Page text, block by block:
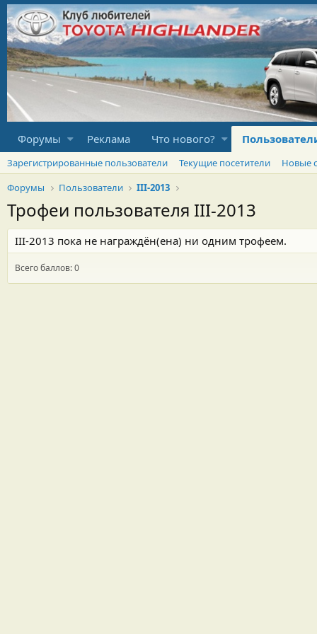
Форумы Реклама Что нового?
Зарегистрированные пользователи Текущие посетители Новые
Форумы
Пользователи III-2013
Трофеи пользователя III-2013
III-2013 пока не награждён(ена) ни одним трофеем.
Всего баллов: 0